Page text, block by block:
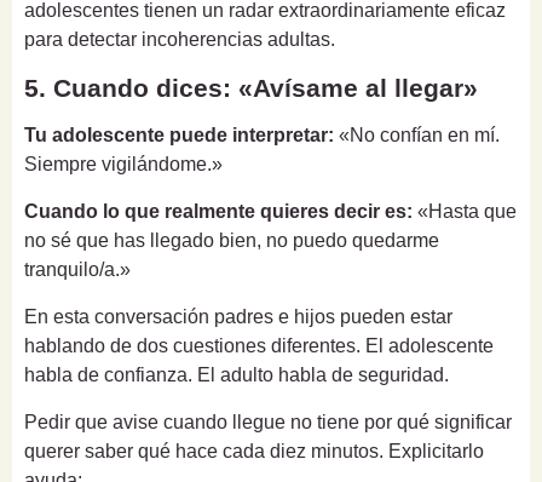
adolescentes tienen un radar extraordinariamente eficaz
para detectar incoherencias adultas.
5. Cuando dices: «Avísame al llegar»
Tu adolescente puede interpretar: «No confían en mí.
Siempre vigilándome.»
Cuando lo que realmente quieres decir es: «Hasta que
no sé que has llegado bien, no puedo quedarme
tranquilo/a.»
En esta conversación padres e hijos pueden estar
hablando de dos cuestiones diferentes. El adolescente
habla de confianza. El adulto habla de seguridad.
Pedir que avise cuando llegue no tiene por qué significar
querer saber qué hace cada diez minutos. Explicitarlo